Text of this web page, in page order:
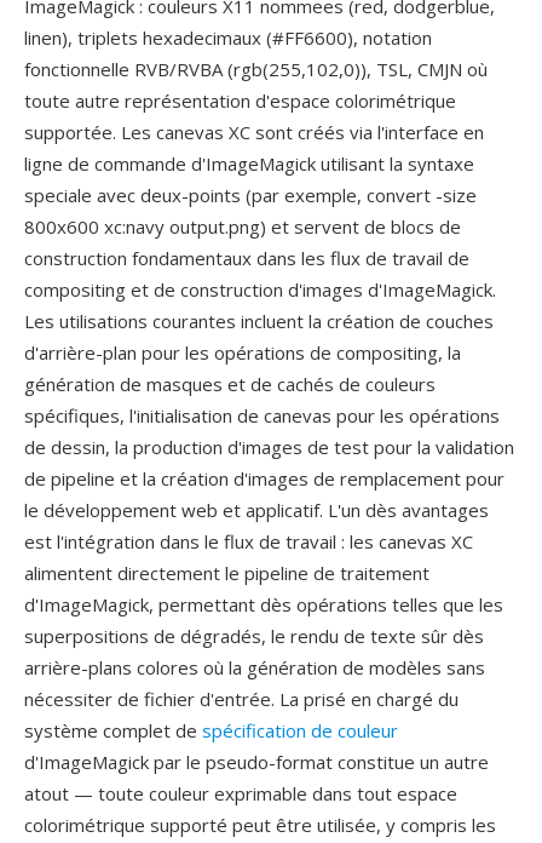
ImageMagick : couleurs X11 nommees (red, dodgerblue,
linen), triplets hexadecimaux (#FF6600), notation
fonctionnelle RVB/RVBA (rgb(255,102,0)), TSL, CMJN où
toute autre représentation d'espace colorimétrique
supportée. Les canevas XC sont créés via l'interface en
ligne de commande d'ImageMagick utilisant la syntaxe
speciale avec deux-points (par exemple, convert -size
800x600 xc:navy output.png) et servent de blocs de
construction fondamentaux dans les flux de travail de
compositing et de construction d'images d'ImageMagick.
Les utilisations courantes incluent la création de couches
d'arrière-plan pour les opérations de compositing, la
génération de masques et de cachés de couleurs
spécifiques, l'initialisation de canevas pour les opérations
de dessin, la production d'images de test pour la validation
de pipeline et la création d'images de remplacement pour
le développement web et applicatif. L'un dès avantages
est l'intégration dans le flux de travail : les canevas XC
alimentent directement le pipeline de traitement
d'ImageMagick, permettant dès opérations telles que les
superpositions de dégradés, le rendu de texte sûr dès
arrière-plans colores où la génération de modèles sans
nécessiter de fichier d'entrée. La prisé en chargé du
système complet de spécification de couleur
d'ImageMagick par le pseudo-format constitue un autre
atout — toute couleur exprimable dans tout espace
colorimétrique supporté peut être utilisée, y compris les